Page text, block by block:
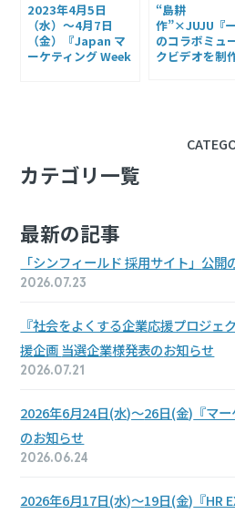
2023年4月5日
（水）〜4月7日
（金）
『Japan マ
ーケティングWeek
“島耕
作”×JUJU 『
のコラボミュ
クビデオを制
カテゴリ一覧
最新の記事
「シンフィールド 採用サイト」 公開
2026.07.23
『社会をよくする企業応援プロジェク
援企画当選企業様発表のお知らせ
2026.07.21
2026年6月24日(水)～26日(金) 『マ
のお知らせ
2026.06.24
2026年6月17日(水)～19日(金) 『HR